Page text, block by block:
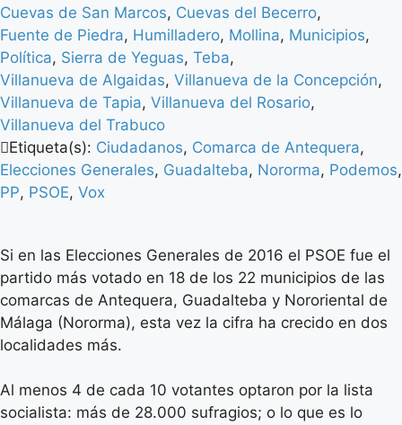
Cuevas de San Marcos, Cuevas del Becerro,
Fuente de Piedra, Humilladero, Mollina, Municipios,
Política, Sierra de Yeguas, Teba,
Villanueva de Algaidas, Villanueva de la Concepción,
Villanueva de Tapia, Villanueva del Rosario,
Villanueva del Trabuco
Etiqueta(s): Ciudadanos, Comarca de Antequera,
Elecciones Generales, Guadalteba, Nororma, Podemos,
PP, PSOE, Vox
Si en las Elecciones Generales de 2016 el PSOE fue el
partido más votado en 18 de los 22 municipios de las
comarcas de Antequera, Guadalteba y Nororiental de
Málaga (Nororma), esta vez la cifra ha crecido en dos
localidades más.
Al menos 4 de cada 10 votantes optaron por la lista
socialista: más de 28.000 sufragios; o lo que es lo